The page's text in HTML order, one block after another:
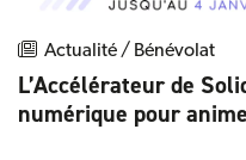
Actualité / Bénévolat
L’Accélérateur de
numérique pour